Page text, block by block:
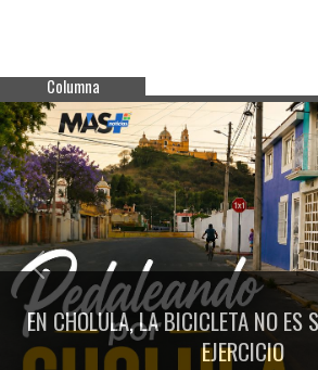
Columna
EN CHOLULA, LA BICICLETA NO ES
EJERCICIO
Previous